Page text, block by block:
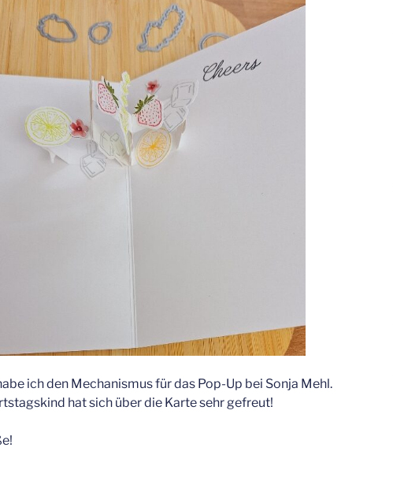
ich den Mechanismus für das Pop-Up bei Sonja Mehl.
hat sich über die Karte sehr gefreut!